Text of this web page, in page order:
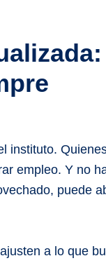
instituto.
empleo. Y no
puede
a lo que